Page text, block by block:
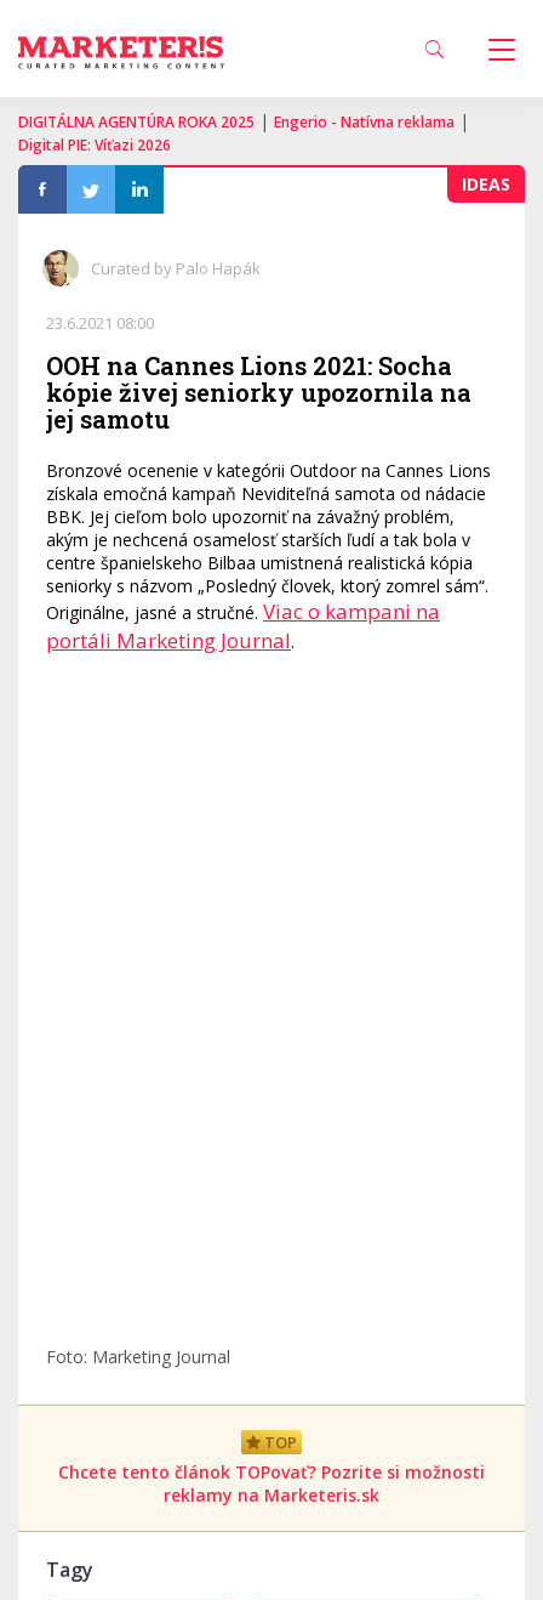
DIGITÁLNA AGENTÚRA ROKA 2025 | Engerio - Natívna reklama |
Digital PIE: Víťazi 2026
IDEAS
Curated by Palo Hapák
23.6.2021 08:00
OOH na Cannes Lions 2021: Socha
kópie živej seniorky upozornila na
jej samotu
Bronzové ocenenie v kategórii Outdoor na Cannes Lions
získala emočná kampaň Neviditeľná samota od nádacie
BBK. Jej cieľom bolo upozorniť na závažný problém,
akým je nechcená osamelosť starších ľudí a tak bola v
centre španielskeho Bilbaa umistnená realistická kópia
seniorky s názvom „Posledný človek, ktorý zomrel sám“.
Originálne, jasné a stručné. Viac o kampani na
portáli Marketing Journal.
Foto: Marketing Journal
TOP
Chcete tento článok TOPovať? Pozrite si možnosti
reklamy na Marketeris.sk
Tagy